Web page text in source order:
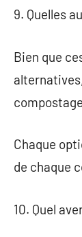
9. Quelles
Bien que
Chaque
de chaque
10. Quel